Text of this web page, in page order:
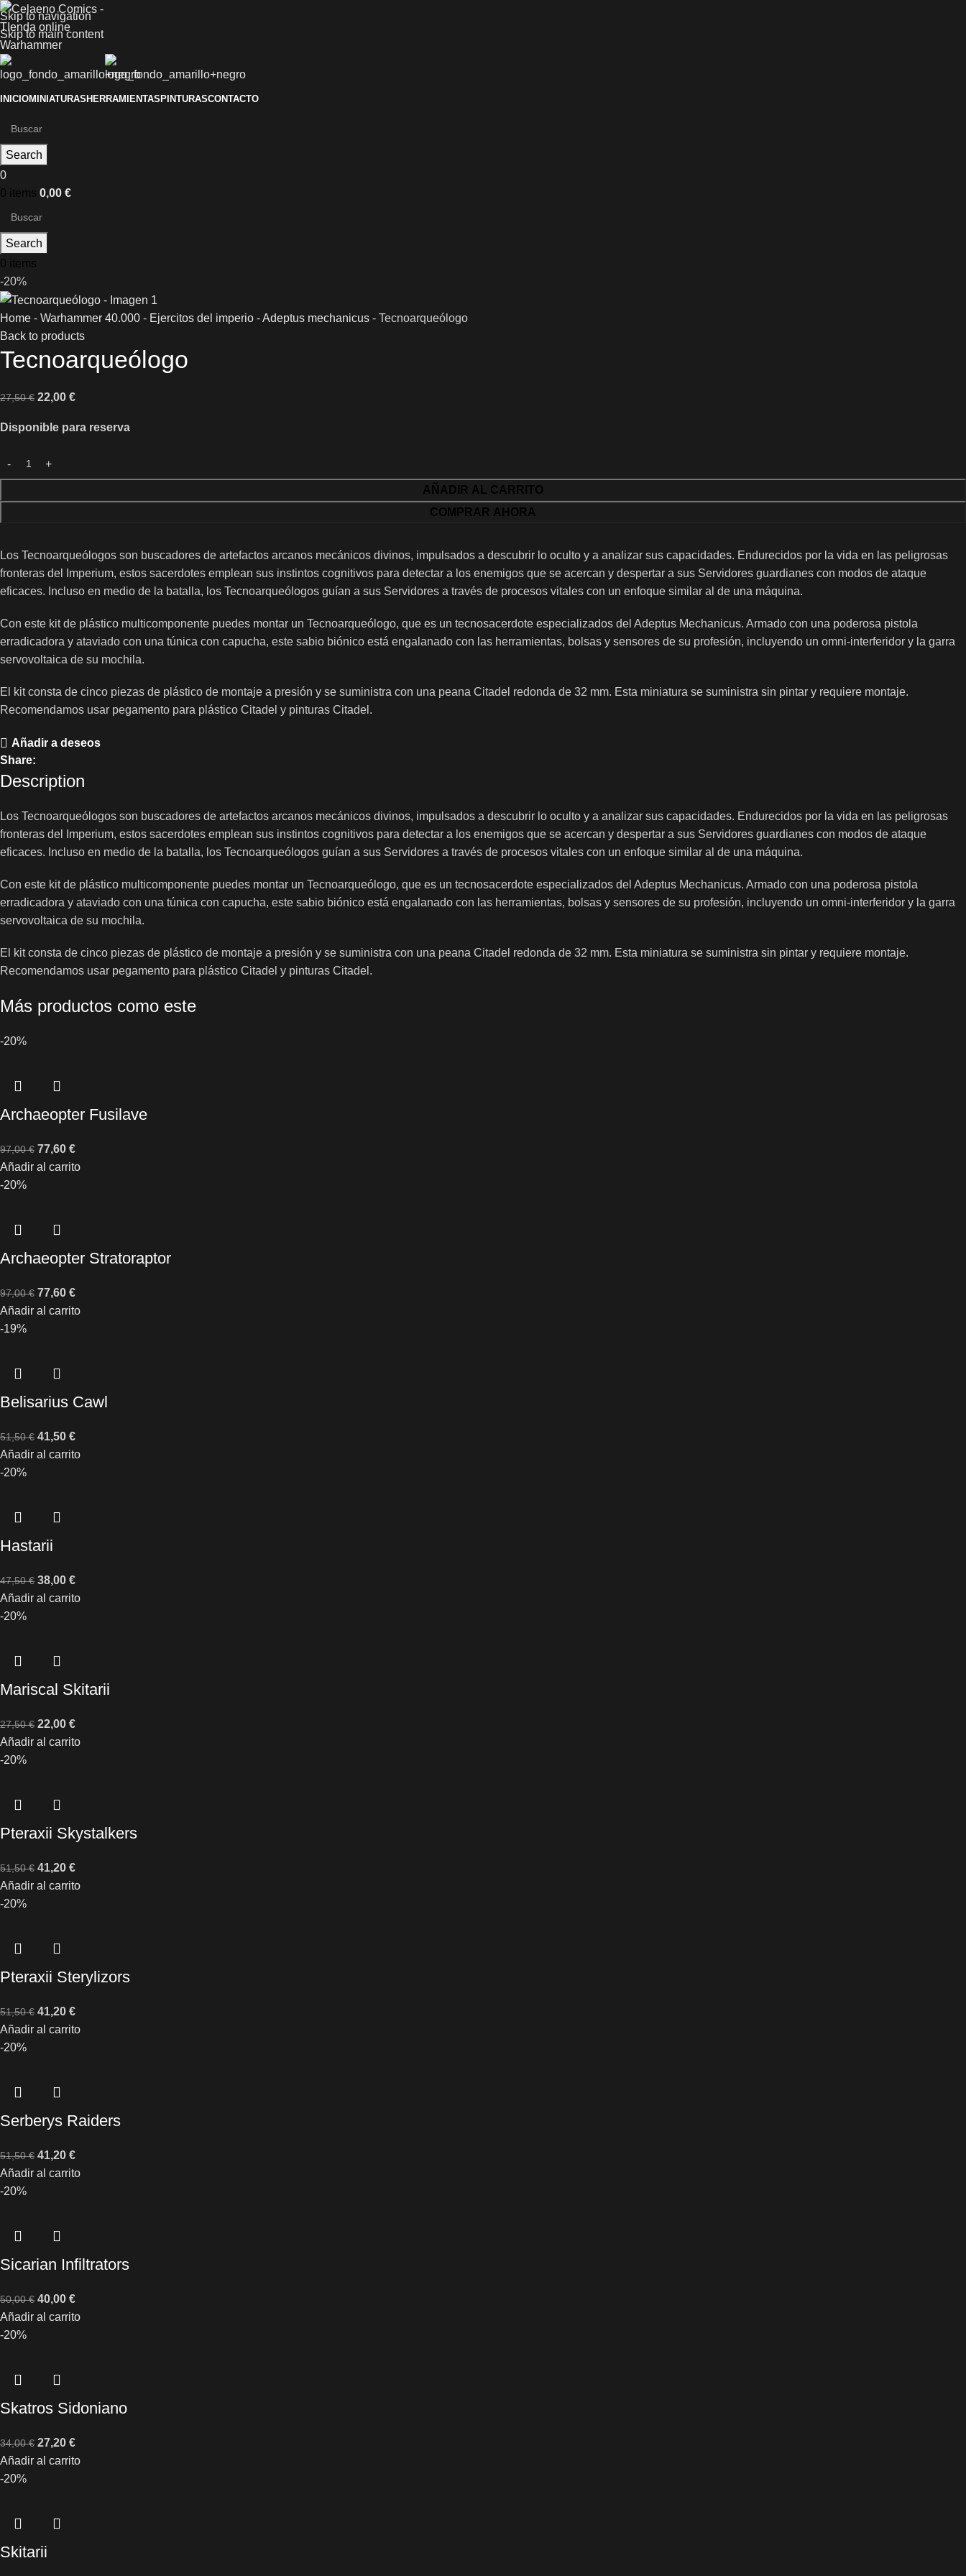
Skip to navigation
Skip to main content
INICIOMINIATURASHERRAMIENTASPINTURASCONTACTO
Search
0
0 items 0,00 €
Search
0 items
-20%
Home - Warhammer 40.000 - Ejercitos del imperio -Adeptus mechanicus - Tecnoarqueólogo
Back to products
Tecnoarqueólogo
27,50€ 22,00 €
Disponible para reserva
AÑADIR AL CARRITO
COMPRAR AHORA
Los Tecnoarqueólogos son buscadores de artefactos arcanos mecánicos divinos, impulsados a descubrir lo oculto y a analizar sus capacidades. Endurecidos por la vida en las peligrosas
fronteras del Imperium, estos sacerdotes emplean sus instintos cognitivos para detectar a los enemigos que se acercan y despertar a sus Servidores guardianes con modos de ataque
eficaces. Incluso en medio de la batalla, los Tecnoarqueólogos guían a sus Servidores a través de procesos vitales con un enfoque similar al de una máquina.
Con este kit de plástico multicomponente puedes montar un Tecnoarqueólogo, que es un tecnosacerdote especializados del Adeptus Mechanicus. Armado con una poderosa pistola
erradicadora y ataviado con una túnica con capucha, este sabio biónico está engalanado con las herramientas, bolsas y sensores de su profesión, incluyendo un omni-interferidor y la garra
servovoltaica de su mochila.
El kit consta de cinco piezas de plástico de montaje a presión y se suministra con una peana Citadel redonda de 32 mm. Esta miniatura se suministra sin pintar y requiere montaje.
Recomendamos usar pegamento para plástico Citadel y pinturas Citadel.
Añadir a deseos
Share:
Description
Los Tecnoarqueólogos son buscadores de artefactos arcanos mecánicos divinos, impulsados a descubrir lo oculto y a analizar sus capacidades. Endurecidos por la vida en las peligrosas
fronteras del Imperium, estos sacerdotes emplean sus instintos cognitivos para detectar a los enemigos que se acercan y despertar a sus Servidores guardianes con modos de ataque
eficaces. Incluso en medio de la batalla, los Tecnoarqueólogos guían a sus Servidores a través de procesos vitales con un enfoque similar al de una máquina.
Con este kit de plástico multicomponente puedes montar un Tecnoarqueólogo, que es un tecnosacerdote especializados del Adeptus Mechanicus. Armado con una poderosa pistola
erradicadora y ataviado con una túnica con capucha, este sabio biónico está engalanado con las herramientas, bolsas y sensores de su profesión, incluyendo un omni-interferidor y la garra
servovoltaica de su mochila.
El kit consta de cinco piezas de plástico de montaje a presión y se suministra con una peana Citadel redonda de 32 mm. Esta miniatura se suministra sin pintar y requiere montaje.
Recomendamos usar pegamento para plástico Citadel y pinturas Citadel.
Más productos como este
-20%
Archaeopter Fusilave
97,00€ 77,60 €
Añadir al carrito
-20%
Archaeopter Stratoraptor
97,00€ 77,60 €
Añadir al carrito
-19%
Belisarius Cawl
51,50€ 41,50 €
Añadir al carrito
-20%
Hastarii
47,50€ 38,00 €
Añadir al carrito
-20%
Mariscal Skitarii
27,50€ 22,00 €
Añadir al carrito
-20%
Pteraxii Skystalkers
51,50€ 41,20 €
Añadir al carrito
-20%
Pteraxii Sterylizors
51,50€ 41,20 €
Añadir al carrito
-20%
Serberys Raiders
51,50€ 41,20 €
Añadir al carrito
-20%
Sicarian Infiltrators
50,00€ 40,00 €
Añadir al carrito
-20%
Skatros Sidoniano
34,00€ 27,20 €
Añadir al carrito
-20%
Skitarii